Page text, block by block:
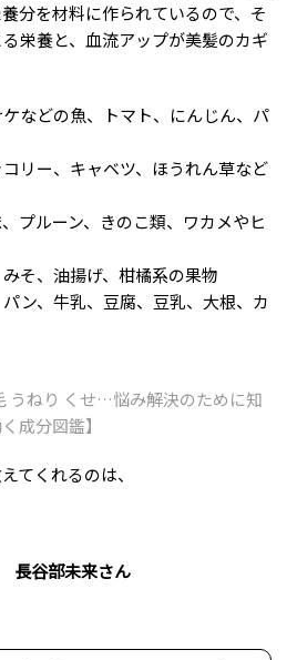
分を材料に作られているので、そ
栄養と、血流アップが美髪のカギ
ケなどの魚、トマト、にんじん、パ
コリー、キャベツ、ほうれん草など
プルーン、きのこ類、ワカメやヒ
みそ、油揚げ、柑橘系の果物
パン、牛乳、豆腐、豆乳、大根、カ
うねり くせ…悩み解決のために知
成分図鑑】
てくれるのは、
長谷部未来さん